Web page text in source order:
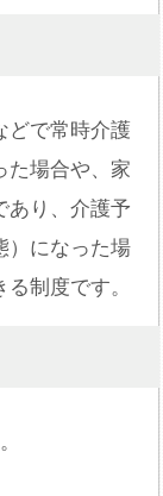
どで常時介護
た場合や、家
あり、介護予
）になった場
制度です。